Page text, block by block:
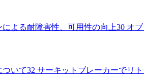
よる耐障害性、可用性の向上30 オ
ついて32 サーキットブレーカーでリ